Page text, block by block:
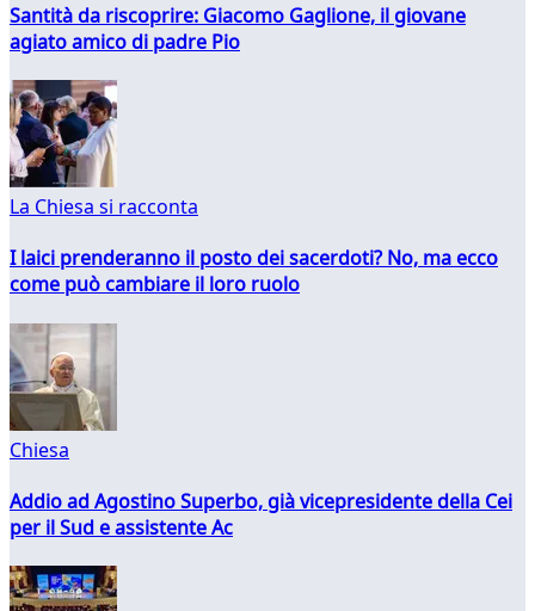
Santità da riscoprire: Giacomo Gaglione, il giovane
agiato amico di padre Pio
La Chiesa si racconta
I laici prenderanno il posto dei sacerdoti? No, ma ecco
come può cambiare il loro ruolo
Chiesa
Addio ad Agostino Superbo, già vicepresidente della Cei
per il Sud e assistente Ac